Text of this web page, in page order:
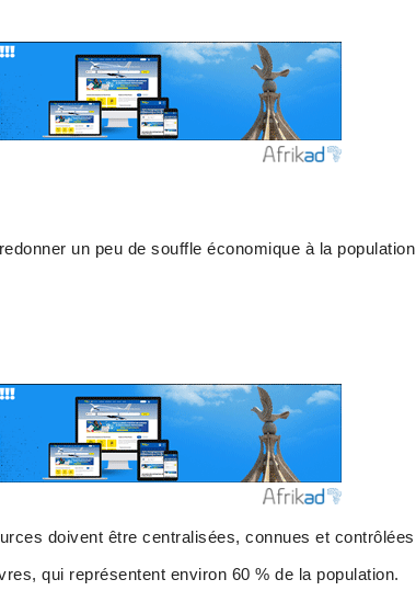
un peu de souffle économique à la population
doivent être centralisées, connues et contrôlées
qui représentent environ 60 % de la population.